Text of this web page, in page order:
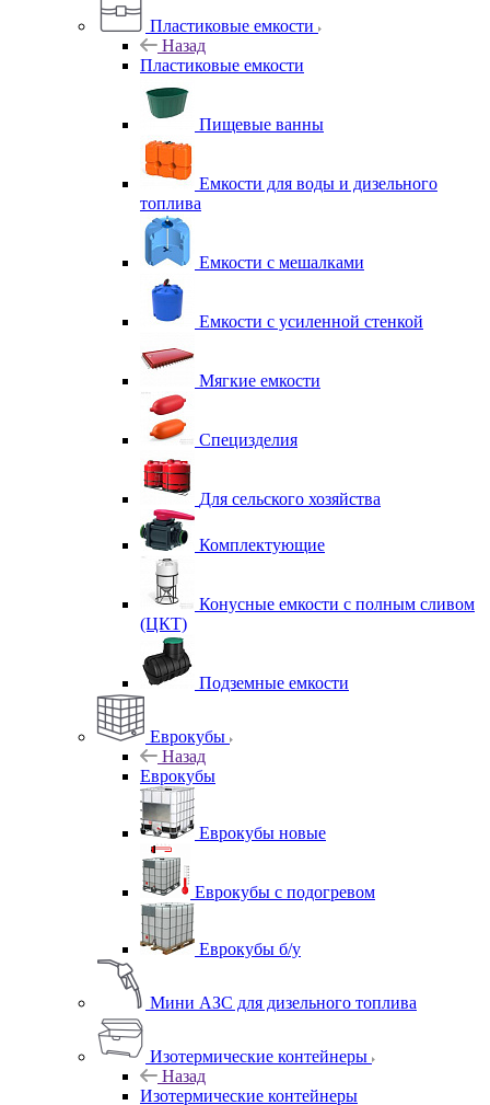
Пластиковые емкости
Назад
Пластиковые емкости
Пищевые ванны
Емкости для воды и дизельного
топлива
Емкости с мешалками
Емкости с усиленной стенкой
Мягкие емкости
Специзделия
Для сельского хозяйства
Комплектующие
Конусные емкости с полным сливом
(ЦКТ)
Подземные емкости
Еврокубы
Назад
Еврокубы
Еврокубы новые
Еврокубы с подогревом
Еврокубы б/у
Мини АЗС для дизельного топлива
Изотермические контейнеры
Назад
Изотермические контейнеры